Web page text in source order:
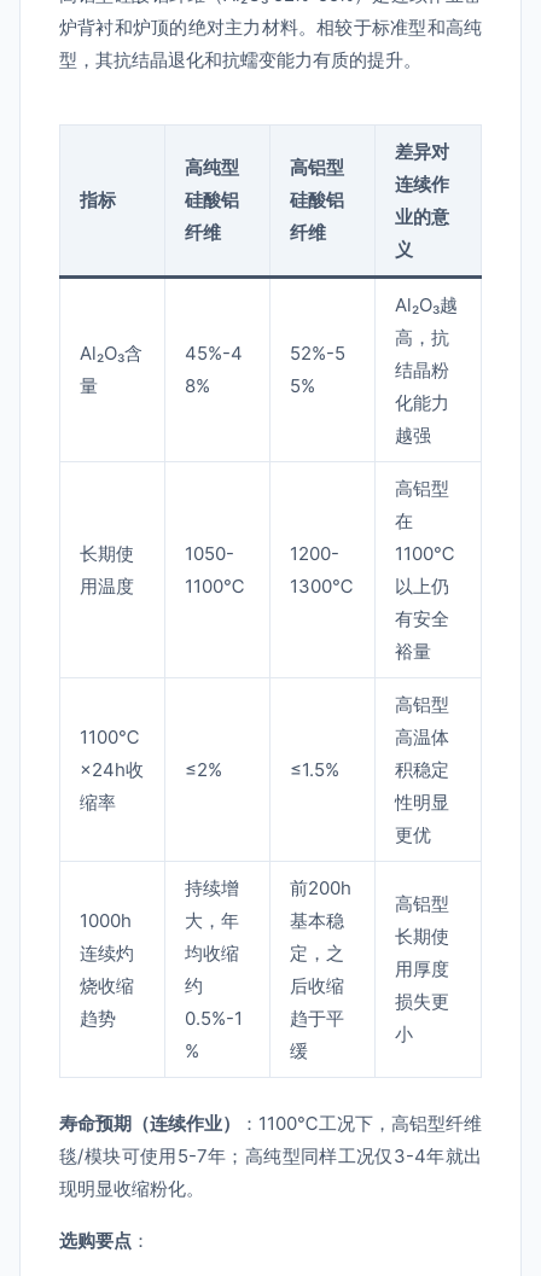
炉背衬和炉顶的绝对主力材料。相较于标准型和高纯
型，其抗结晶退化和抗蠕变能力有质的提升。
指标
高纯型
硅酸铝
纤维
高铝型
硅酸铝
纤维
差异对
连续作
业的意
义
Al₂O₃含
量
45%-4
8%
52%-5
5%
Al₂O₃越
高，抗
结晶粉
化能力
越强
长期使
用温度
1050-
1100℃
1200-
1300℃
高铝型
在
1100℃
以上仍
有安全
裕量
1100℃
×24h收
缩率
≤2% ≤1.5%
高铝型
高温体
积稳定
性明显
更优
1000h
连续灼
烧收缩
趋势
持续增
大，年
均收缩
约
0.5%-1
%
前200h
基本稳
定，之
后收缩
趋于平
缓
高铝型
长期使
用厚度
损失更
小
寿命预期（连续作业）
：1100℃工况下，高铝型纤维
毯/模块可使用5-7年；高纯型同样工况仅3-4年就出
现明显收缩粉化。
选购要点 ：